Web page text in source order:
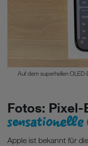
Auf dem superhellen
Fotos:
Apple ist bekannt für